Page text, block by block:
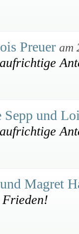
Preuer am
Sepp und
Magret
Frieden!